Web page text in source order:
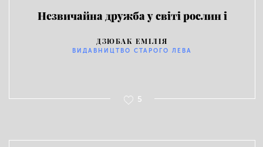
Незвичайна дружба у світі рослин і
ДЗЮБАК ЕМІЛІЯ
ВИДАВНИЦТВО СТАРОГО ЛЕВА
5